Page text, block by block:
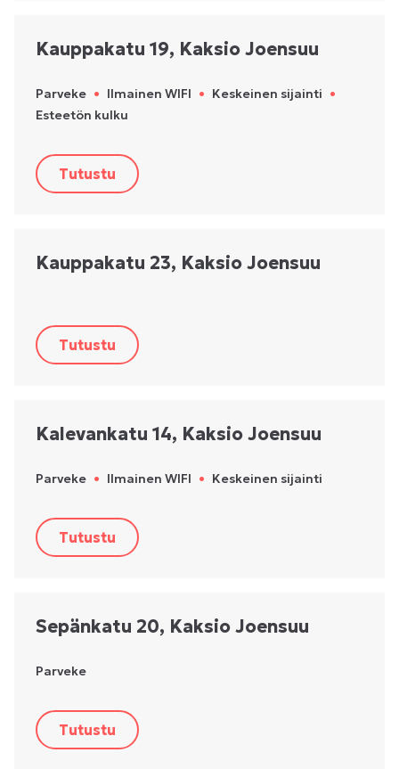
Kauppakatu 19, Kaksio Joensuu
Parveke • Ilmainen WIFI • Keskeinen sijainti •
Esteetön kulku
Tutustu
Kauppakatu 23, Kaksio Joensuu
Tutustu
Kalevankatu 14, Kaksio Joensuu
Parveke • Ilmainen WIFI • Keskeinen sijainti
Tutustu
Sepänkatu 20, Kaksio Joensuu
Parveke
Tutustu